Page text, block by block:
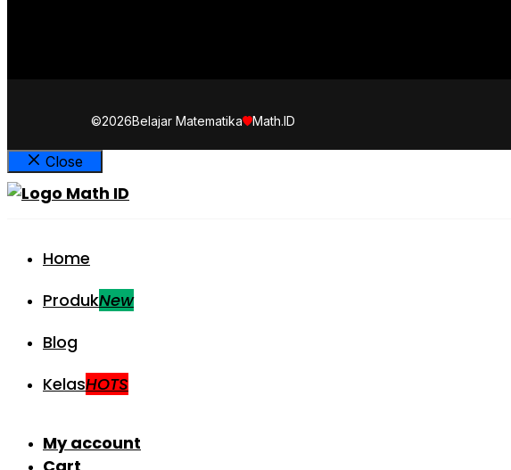
©2026Belajar Matematika Math.ID
Close
Home
ProdukNew
Blog
KelasHOTS
My account